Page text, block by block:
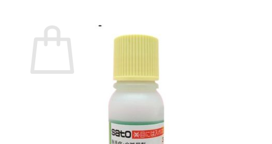
Chưa có sản phẩm trong giỏ hàng.